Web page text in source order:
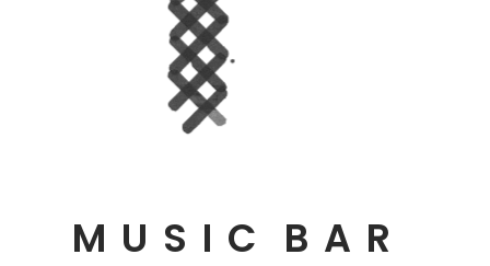
MUSIC BAR